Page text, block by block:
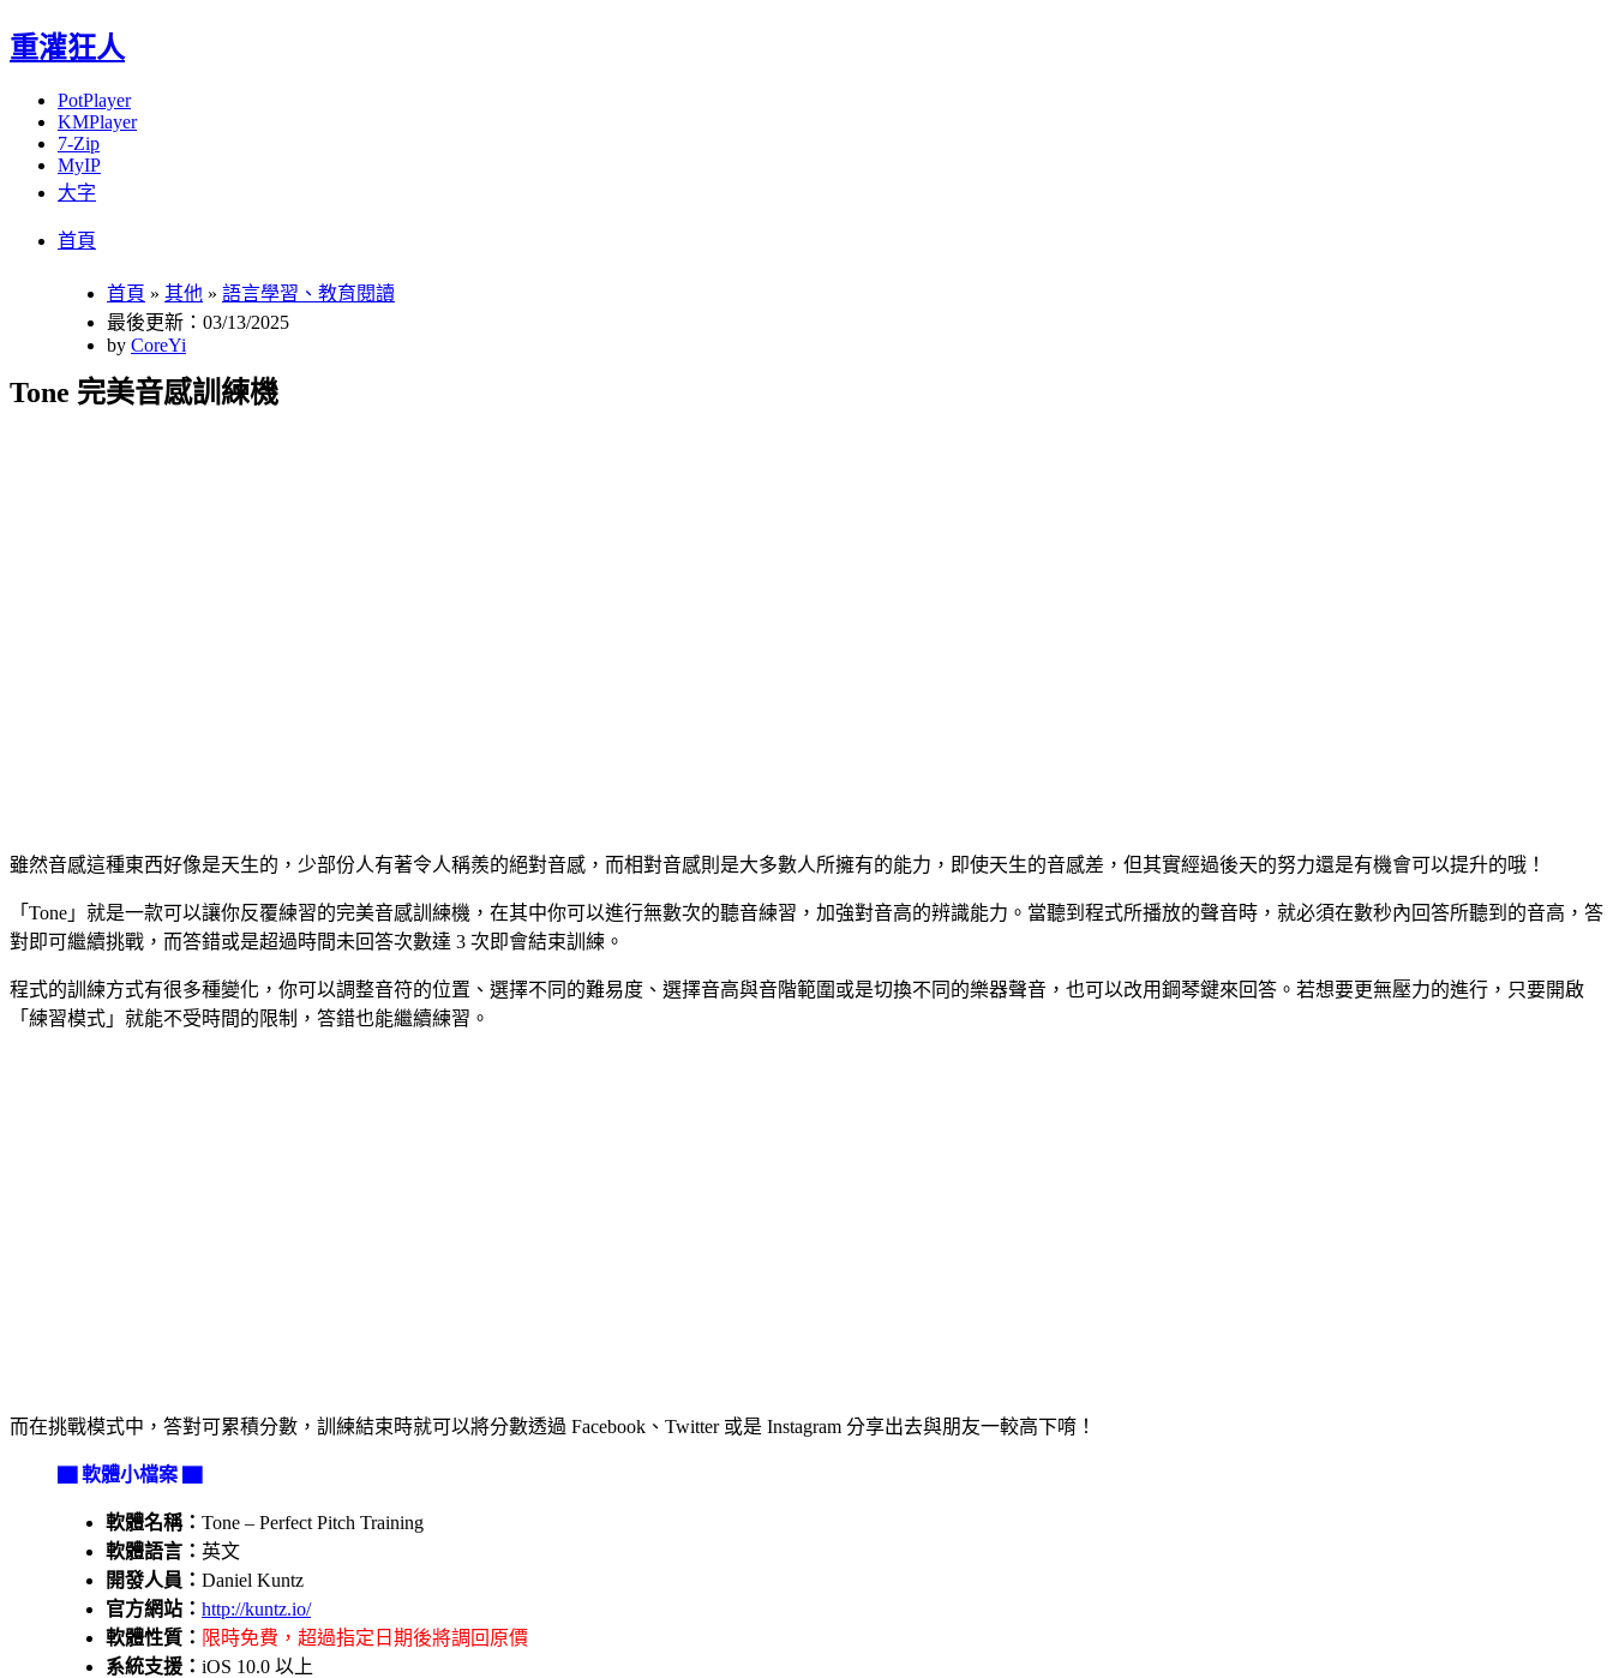
重灌狂人
PotPlayer
KMPlayer
7-Zip
MyIP
大字
首頁
首頁 » 其他 » 語言學習、教育閱讀
最後更新：03/13/2025
by CoreYi
Tone 完美音感訓練機
雖然音感這種東西好像是天生的，少部份人有著令人稱羨的絕對音感，而相對音感則是大多數人所擁有的能力，即使天生的音感差，但其實經過後天的努力還是有機會可以提升的哦！
「Tone」就是一款可以讓你反覆練習的完美音感訓練機，在其中你可以進行無數次的聽音練習，加強對音高的辨識能力。當聽到程式所播放的聲音時，就必須在數秒內回答所聽到的音高，答
對即可繼續挑戰，而答錯或是超過時間未回答次數達 3 次即會結束訓練。
程式的訓練方式有很多種變化，你可以調整音符的位置、選擇不同的難易度、選擇音高與音階範圍或是切換不同的樂器聲音，也可以改用鋼琴鍵來回答。若想要更無壓力的進行，只要開啟
「練習模式」就能不受時間的限制，答錯也能繼續練習。
而在挑戰模式中，答對可累積分數，訓練結束時就可以將分數透過 Facebook、Twitter 或是 Instagram 分享出去與朋友一較高下唷！
▇ 軟體小檔案 ▇
軟體名稱： Tone – Perfect Pitch Training
軟體語言： 英文
開發人員： Daniel Kuntz
官方網站： http://kuntz.io/
軟體性質： 限時免費，超過指定日期後將調回原價
系統支援： iOS 10.0 以上